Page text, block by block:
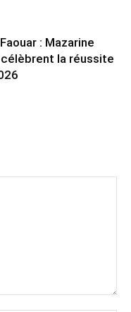
: Mazarine
célèbrent la réussite